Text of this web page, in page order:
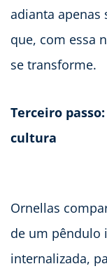
adianta apenas
que, com essa
se transforme.
Terceiro
cultura
Ornellas
de um pêndulo
internalizada,